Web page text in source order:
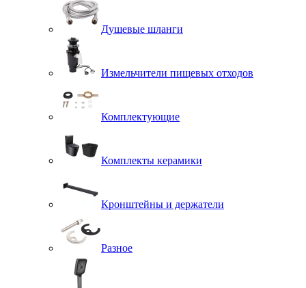
Душевые шланги
Измельчители пищевых отходов
Комплектующие
Комплекты керамики
Кронштейны и держатели
Разное